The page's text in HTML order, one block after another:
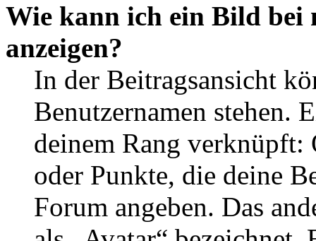
Wie kann ich ein Bild bei
anzeigen?
In der Beitragsansicht
Benutzernamen stehen.
deinem Rang verknüpft:
oder Punkte, die deine
Forum angeben. Das